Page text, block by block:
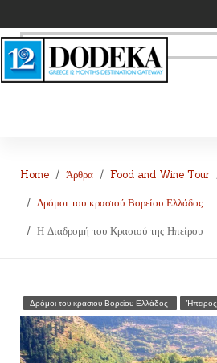
Home Άρθρα Food and Wine Tour
Δρόμοι του κρασιού Βορείου Ελλάδος
Η Διαδρομή του Κρασιού της Ηπείρου
Δρόμοι του κρασιού Βορείου Ελλάδος Ήπειρος